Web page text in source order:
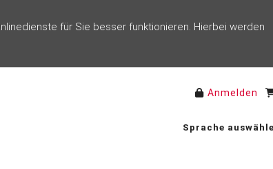
für Sie besser funktionieren. Hierbei werden
Anmelden
Sprache